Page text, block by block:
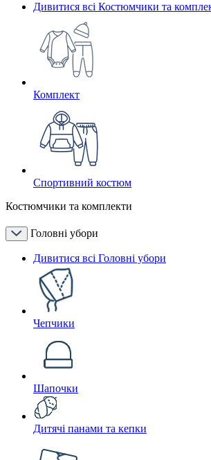
Дивитися всі Костюмчики та
Комплект
Спортивний костюм
Костюмчики та комплекти
Головні убори
Дивитися всі Головні убори
Чепчики
Шапочки
Дитячі панами та кепки